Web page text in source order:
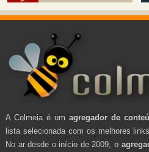
A Colmeia é um agregador de
lista selecionada com os melhores
No ar desde o início de 2009, o